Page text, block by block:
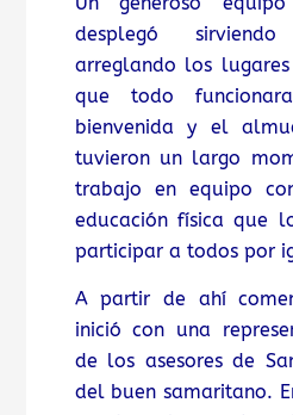
desplegó
arreglando los
que todo
bienvenida y el
tuvieron un largo
trabajo en equipo
educación física que
participar a todos por
A partir de ahí
inició con una
de los asesores de
del buen samaritano.